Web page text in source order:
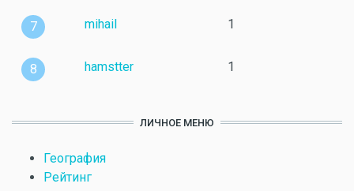
7 mihail 1
8 hamstter 1
ЛИЧНОЕ МЕНЮ
География
Рейтинг